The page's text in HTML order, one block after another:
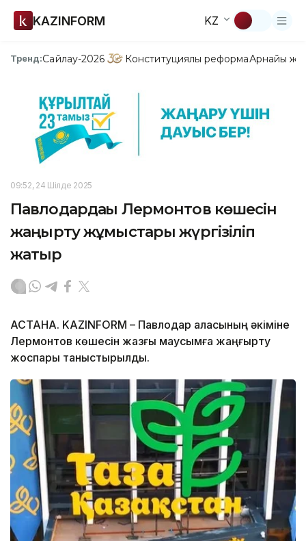
KAZINFORM KZ
Тренд:Сайлау-2026 Конституциялық реформаАрнайы
09:52, 24 Шілде 2025
Павлодардағы Лермонтов көшесін
жаңғырту жұмыстары жүргізіліп
жатыр
АСТАНА. KAZINFORM – Павлодар қаласының әкіміне
Лермонтов көшесін жазғы маусымға жаңғырту
жоспары таныстырылды.